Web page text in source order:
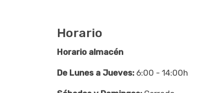
Horario
Horario almacén
De Lunes a Jueves:6:00 - 14:00h